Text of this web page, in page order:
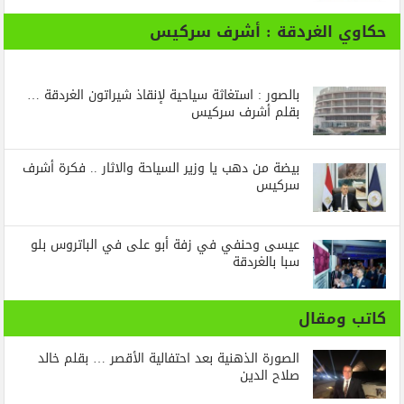
حكاوي الغردقة : أشرف سركيس
بالصور : استغاثة سياحية لإنقاذ شيراتون الغردقة …
بقلم أشرف سركيس
بيضة من دهب يا وزير السياحة والاثار .. فكرة أشرف
سركيس
عيسى وحنفي في زفة أبو على في الباتروس بلو
سبا بالغردقة
كاتب ومقال
الصورة الذهنية بعد احتفالية الأقصر … بقلم خالد
صلاح الدين